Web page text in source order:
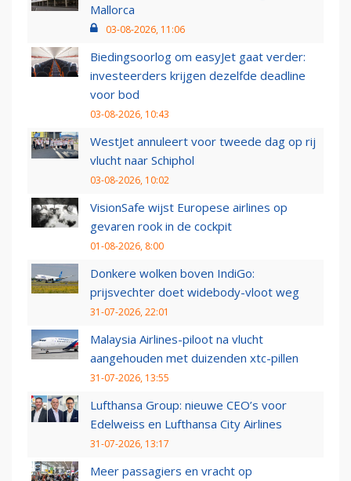
Mallorca
03-08-2026, 11:06
Biedingsoorlog om easyJet gaat verder:
investeerders krijgen dezelfde deadline
voor bod
03-08-2026, 10:43
WestJet annuleert voor tweede dag op rij
vlucht naar Schiphol
03-08-2026, 10:02
VisionSafe wijst Europese airlines op
gevaren rook in de cockpit
01-08-2026, 8:00
Donkere wolken boven IndiGo:
prijsvechter doet widebody-vloot weg
31-07-2026, 22:01
Malaysia Airlines-piloot na vlucht
aangehouden met duizenden xtc-pillen
31-07-2026, 13:55
Lufthansa Group: nieuwe CEO’s voor
Edelweiss en Lufthansa City Airlines
31-07-2026, 13:17
Meer passagiers en vracht op